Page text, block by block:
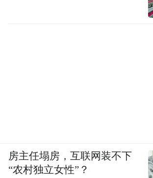
房主任塌房，互联网装不下
“农村独立女性”？